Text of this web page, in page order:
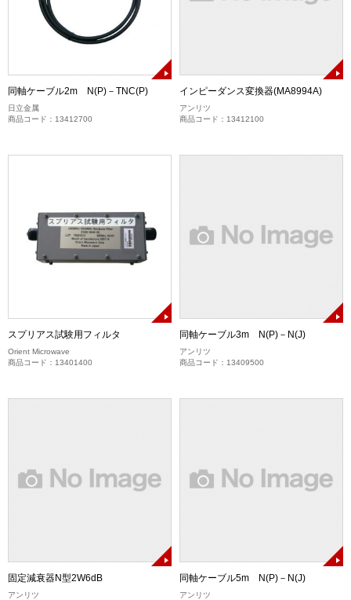
同軸ケーブル2m N(P)－TNC(P)
日立金属
商品コード：13412700
インピーダンス変換器(MA8994A)
アンリツ
商品コード：13412100
スプリアス試験用フィルタ
Orient Microwave
商品コード：13401400
同軸ケーブル3m N(P)－N(J)
アンリツ
商品コード：13409500
固定減衰器N型2W6dB
アンリツ
同軸ケーブル5m N(P)－N(J)
アンリツ